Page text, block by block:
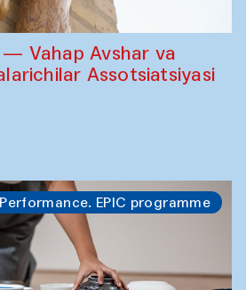
Vahap Avshar va
Assotsiatsiyasi
Performance. EPIC programme